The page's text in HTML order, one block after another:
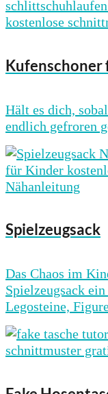
Kufenschoner
Hält es dich,
endlich gefroren
Spielzeugsack
Das Chaos im
Spielzeugsack
Legosteine,